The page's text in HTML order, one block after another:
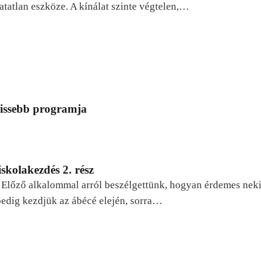
eszköze. A kínálat szinte végtelen,…
programja
2. rész
alkalommal arról beszélgettünk, hogyan érdemes
kezdjük az ábécé elején, sorra…